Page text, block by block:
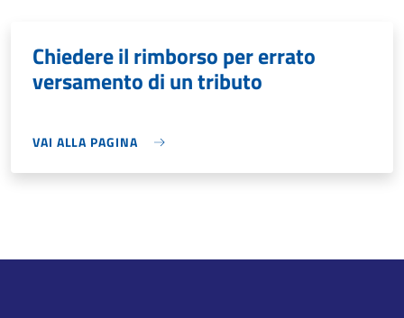
Chiedere il rimborso per errato
versamento di un tributo
VAI ALLA PAGINA